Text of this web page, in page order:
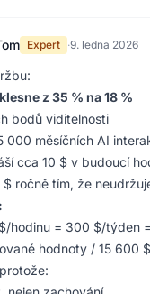
Expert ·9. ledna 2026
z 35 % na 18 %
bodů viditelnosti
000 měsíčních AI
cca 10 $ v budoucí
ročně tím, že
hodinu = 300 $/týden
hodnoty / 15 600